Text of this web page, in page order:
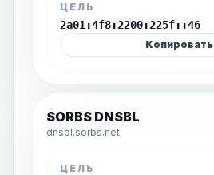
ЦЕЛЬ
2a01:4f8:2200:225f::46
Копировать
SORBS DNSBL
dnsbl.sorbs.net
ЦЕЛЬ